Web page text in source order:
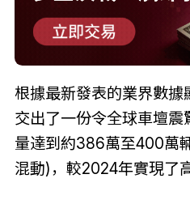
根據最新發表的業界數
交出了一份令全球車壇
量達到約386萬至400萬
混動)，較2024年實現了